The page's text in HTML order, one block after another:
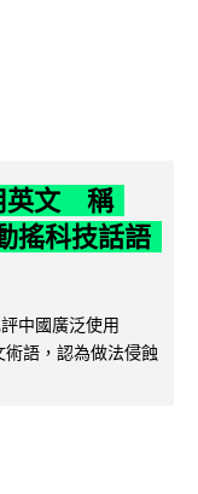
英文 稱
搖科技話語
中國廣泛使用
術語，認為做法侵蝕